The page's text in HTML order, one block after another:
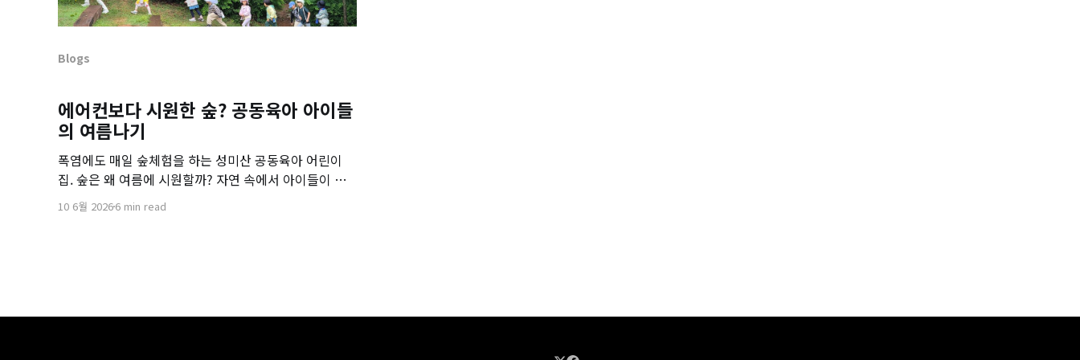
Blogs
에어컨보다 시원한 숲? 공동육아 아이들
의 여름나기
폭염에도 매일 숲체험을 하는 성미산 공동육아 어린이
집. 숲은 왜 여름에 시원할까? 자연 속에서 아이들이 배
우는 여름나기와 공동육아 이야기를 소개합니다.
10 6월 20266 min read